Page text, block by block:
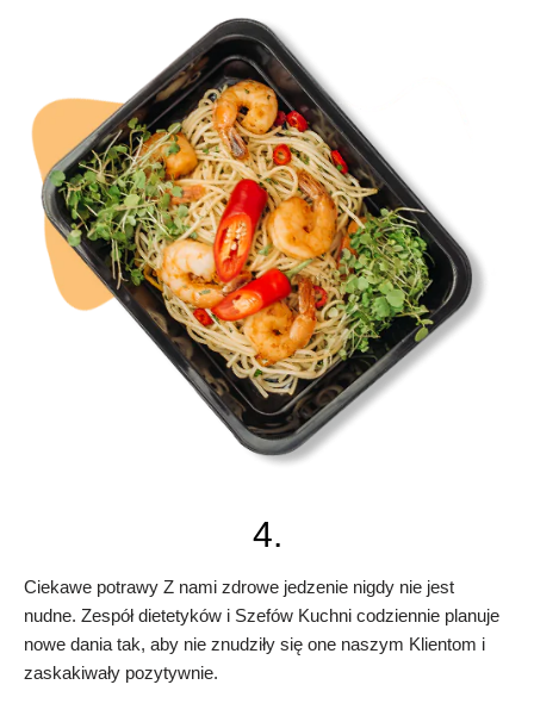
4.
Ciekawe potrawy Z nami zdrowe jedzenie nigdy nie jest
nudne. Zespół dietetyków i Szefów Kuchni codziennie planuje
nowe dania tak, aby nie znudziły się one naszym Klientom i
zaskakiwały pozytywnie.